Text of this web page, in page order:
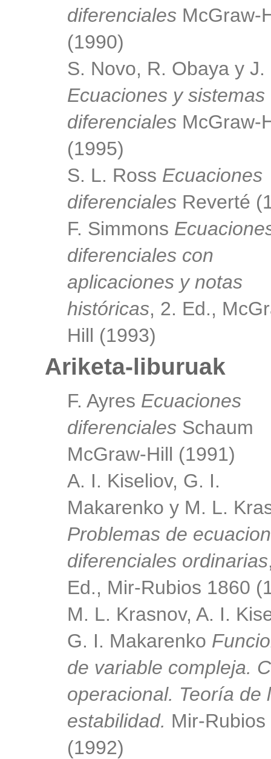
diferenciales McGraw-
(1990)
S. Novo, R. Obaya y J.
Ecuaciones y sistemas
diferenciales McGraw-
(1995)
S. L. Ross Ecuaciones
diferenciales Reverté
F. Simmons
diferenciales con
aplicaciones y notas
históricas, 2. Ed.,
Hill (1993)
Ariketa-liburuak
F. Ayres Ecuaciones
diferenciales Schaum
McGraw-Hill (1991)
A. I. Kiseliov, G. I.
Makarenko y M. L.
Problemas de
diferenciales ordinarias
Ed., Mir-Rubios 1860
M. L. Krasnov, A. I.
G. I. Makarenko
de variable compleja.
operacional. Teoría de
estabilidad. Mir-Rubios
(1992)